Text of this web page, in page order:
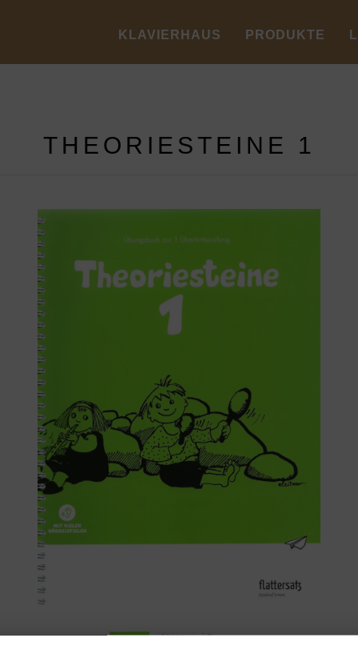
KLAVIERHAUS PRODUKTE
THEORIESTEINE 1